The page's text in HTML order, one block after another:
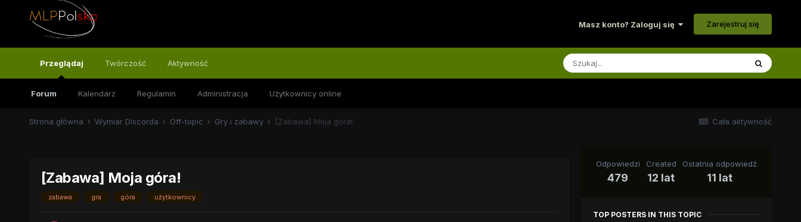
Masz konto? Zaloguj się Zarejestruj się
Przeglądaj
Forum Kalendarz Regulamin Administracja Użytkownicy online
Twórczość Aktywność
Cała aktywność
Strona główna Wymiar Discorda Off-topic Gry i zabawy [Zabawa] Moja góra!
[Zabawa] Moja góra!
zabawa gra góra użytkownicy
Odpowiedzi
479
Created
12 lat
Ostatnia odpowiedź
11 lat
TOP POSTERS IN THIS TOPIC